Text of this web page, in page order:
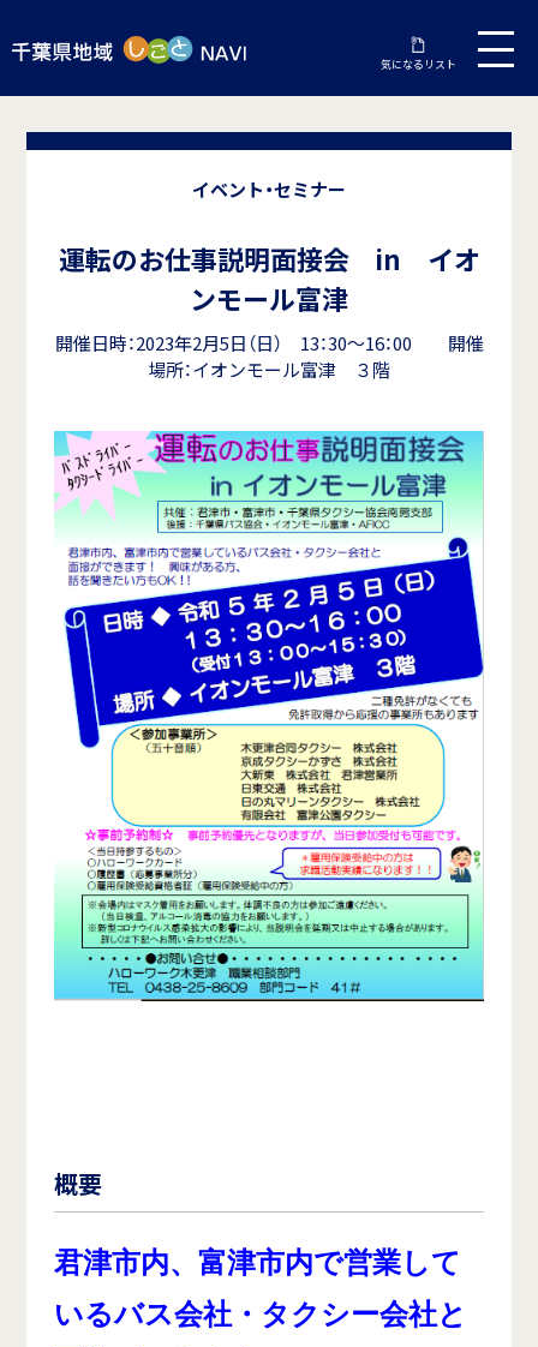
気になるリスト
イベント・セミナー
運転のお仕事説明面接会 in イオ
ンモール富津
開催日時：2023年2月5日（日） 13：30～16：00 開催
場所：イオンモール富津 ３階
概要
君津市内、富津市内で営業して
いるバス会社・タクシー会社と